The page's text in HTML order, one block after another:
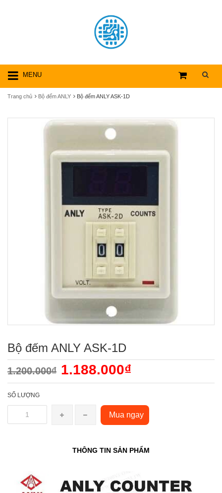
MENU
Trang chủ Bộ đếm ANLY Bộ đếm ANLY ASK-1D
Bộ đếm ANLY ASK-1D
1.200.000₫ 1.188.000₫
SỐ LƯỢNG
Mua ngay
THÔNG TIN SẢN PHẨM